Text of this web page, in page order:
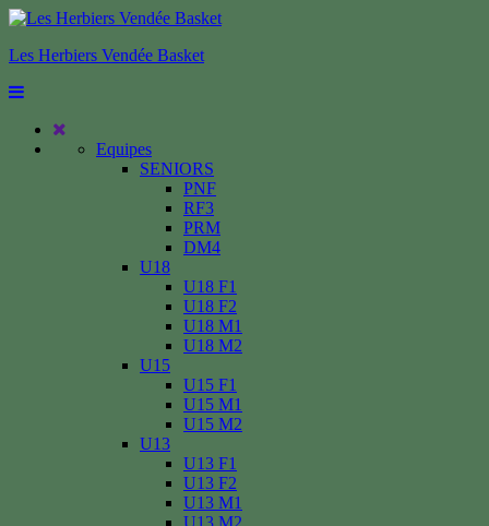
Les Herbiers Vendée Basket
Equipes
SENIORS
PNF
RF3
PRM
DM4
U18
U18 F1
U18 F2
U18 M1
U18 M2
U15
U15 F1
U15 M1
U15 M2
U13
U13 F1
U13 F2
U13 M1
U13 M2